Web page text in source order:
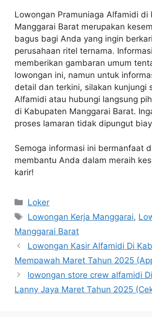
Lowongan Pramuniaga Alfamidi di
Manggarai Barat merupakan
bagus bagi Anda yang ingin
perusahaan ritel ternama.
memberikan gambaran umum
lowongan ini, namun untuk
detail dan terkini, silakan kunjungi
Alfamidi atau hubungi langsung
di Kabupaten Manggarai Barat.
proses lamaran tidak dipungut
Semoga informasi ini bermanfaat
membantu Anda dalam meraih
karir!
Kategori
Loker
Tag
Lowongan Kerja Manggarai,
Manggarai Barat
Lowongan Kasir Alfamidi Di
Mempawah Maret Tahun 2025
lowongan store crew alfamidi
Lanny Jaya Maret Tahun 2025